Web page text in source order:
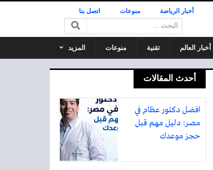
أخبار الرياضة منوعات اتصل بنا
البحث:
أخبار العالم تقنية منوعات المزيد
أحدث المقالات
افضل دكتور عظام في
مصر: دليل مهم قبل
حجز موعدك